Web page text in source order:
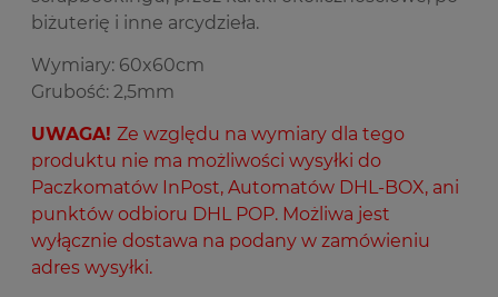
biżuterię i inne arcydzieła.
Wymiary: 60x60cm
Grubość: 2,5mm
UWAGA! Ze względu na wymiary dla tego
produktu nie ma możliwości wysyłki do
Paczkomatów InPost, Automatów DHL-BOX, ani
punktów odbioru DHL POP. Możliwa jest
wyłącznie dostawa na podany w zamówieniu
adres wysyłki.